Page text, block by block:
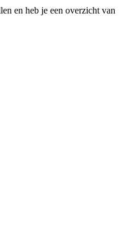
en heb je een overzicht van